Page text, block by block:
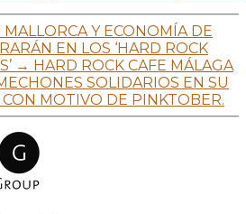
Y ECONOMÍA DE
EN LOS ‘HARD ROCK
→ HARD ROCK CAFE MÁLAGA
SOLIDARIOS EN SU
MOTIVO DE PINKTOBER.